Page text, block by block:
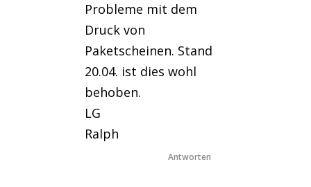
Probleme mit dem
Druck von
Paketscheinen. Stand
20.04. ist dies wohl
behoben.
LG
Ralph
Antworten